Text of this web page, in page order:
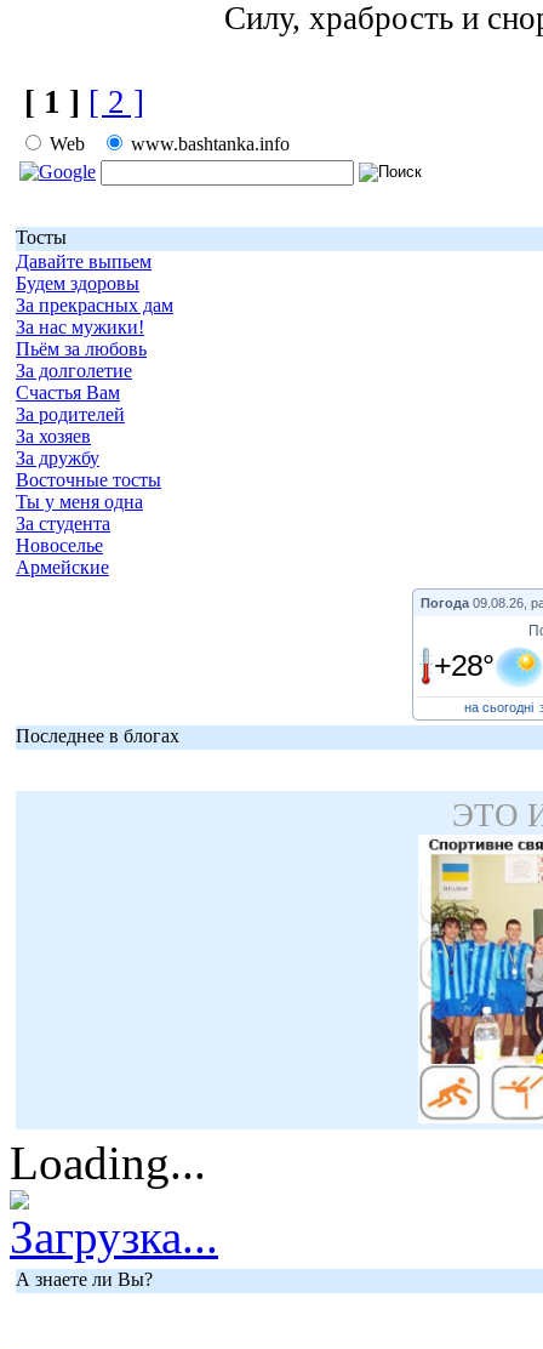
Силу, храбрость и
[ 1 ] [ 2 ]
Web www.bashtanka.info
Тосты
Давайте выпьем
Будем здоровы
За прекрасных дам
За нас мужики!
Пьём за любовь
За долголетие
Счастья Вам
За родителей
За хозяев
За дружбу
Восточные тосты
Ты у меня одна
За студента
Новоселье
Армейские
Погода 09.08.26,
+28°
на сьогодні
Последнее в блогах
ЭТО
Loading...
Загрузка...
А знаете ли Вы?